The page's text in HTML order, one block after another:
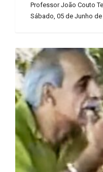
Professor João Couto
Sábado, 05 de Junho de